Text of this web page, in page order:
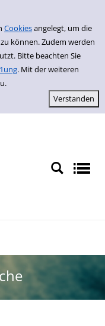
Cookiesangelegt, um die
können. Zudem werden
Bitte beachten Sie
. Mit der weiteren